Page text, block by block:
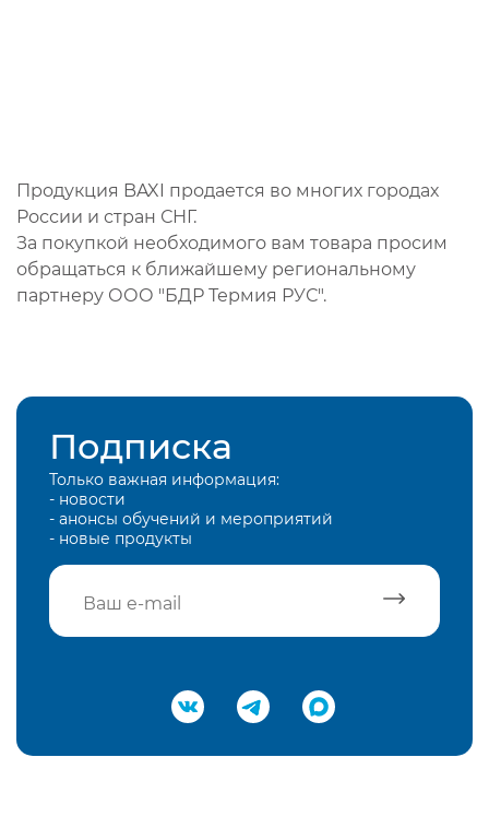
Продукция BAXI продается во многих городах
России и стран СНГ.
За покупкой необходимого вам товара просим
обращаться к ближайшему региональному
партнеру ООО "БДР Термия РУС".
Подписка
Только важная информация:
- новости
- анонсы обучений и мероприятий
- новые продукты
Подтвердить e-mail